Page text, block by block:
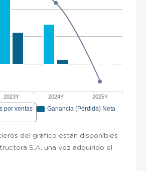
2023Y 2024Y 2025Y
por ventas
Ganancia (Pérdida) Neta
del gráfico están disponibles
S.A. una vez adquirido el